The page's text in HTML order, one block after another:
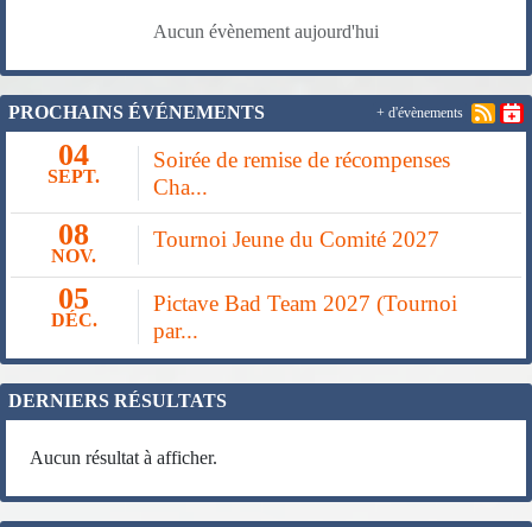
Aucun évènement aujourd'hui
PROCHAINS ÉVÉNEMENTS
04
SEPT.
Soirée de remise de récompenses
Cha...
08
NOV.
Tournoi Jeune du Comité 2027
05
DÉC.
Pictave Bad Team 2027 (Tournoi
par...
+ d'évènements
DERNIERS RÉSULTATS
Aucun résultat à afficher.